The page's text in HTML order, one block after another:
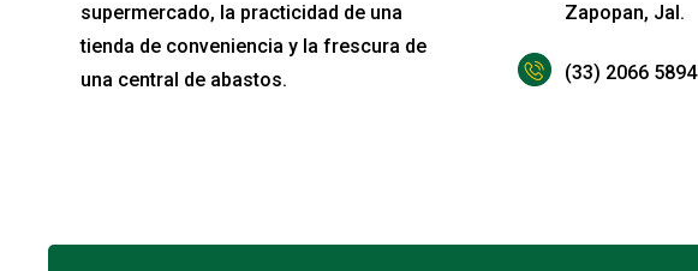
supermercado, la practicidad de una
tienda de conveniencia y la frescura de
una central de abastos.
Zapopan, Jal.
(33) 2066 5894